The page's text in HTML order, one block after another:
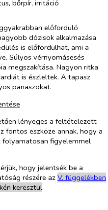
bőrpír, irritáció
előforduló
dózisok alkalmazása
is előfordulhat, ami a
Súlyos vérnyomásesés
megszakítása. Nagyon ritka
is észleltek. A tapasz
panaszokat.
lényeges a feltételezett
fontos eszköze annak, hogy a
figyelemmel
hogy jelentsék be a
részére az V. függelékben
keresztül.